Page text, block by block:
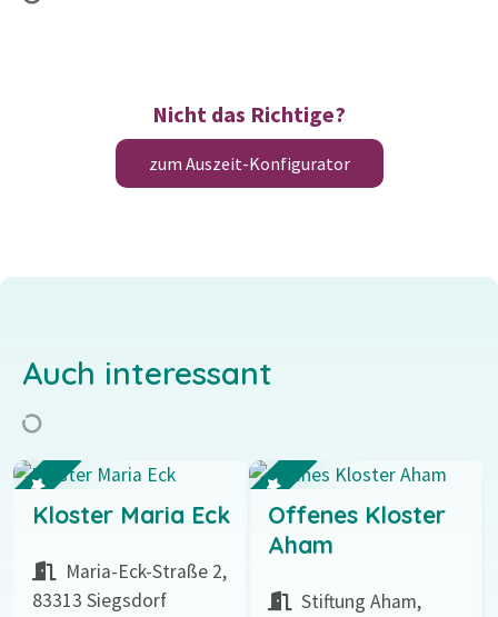
Nicht das Richtige?
zum Auszeit-Konfigurator
Auch interessant
Kloster Maria Eck
Maria-Eck-Straße 2,
83313 Siegsdorf
Offenes Kloster
Aham
Stiftung Aham,